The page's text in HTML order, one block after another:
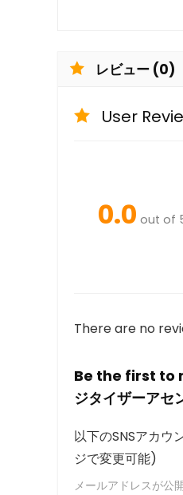
レビュー (0)
User
0.0 out of
There are no
Be the first to
ジタイザーアセ
以下のSNSアカウ
ジで変更可能)
メールアドレスが公